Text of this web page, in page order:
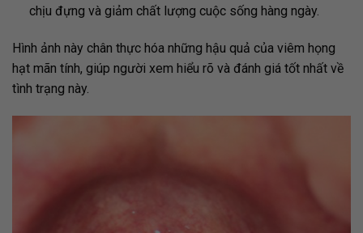
chịu đựng và giảm chất lượng cuộc sống hàng ngày.
Hình ảnh này chân thực hóa những hậu quả của viêm họng
hạt mãn tính, giúp người xem hiểu rõ và đánh giá tốt nhất về
tình trạng này.